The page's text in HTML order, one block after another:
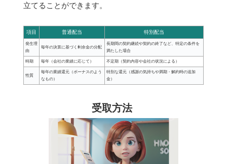
立てることができます。
項目 普通配当 特別配当
発生理
由
毎年の決算に基づく剰余金の分配
長期間の契約継続や契約の終了など、特定の条件を
満たした場合
時期 毎年（会社の業績に応じて） 不定期（契約内容や会社の状況による）
性質
毎年の業績還元（ボーナスのよう
なもの）
特別な還元（感謝の気持ちや満期・解約時の追加
金）
受取方法